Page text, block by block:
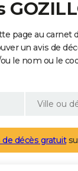
page au carnet
un avis de
le nom ou le
de décès gratuit